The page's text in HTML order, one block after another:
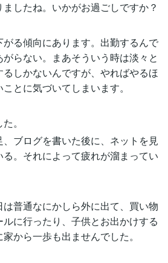
したね。いかがお過ごしですか？
る傾向にあります。出勤するんで
らない。まあそういう時は淡々と
しかないんですが、やればやるほ
とに気づいてしまいます。
。
ブログを書いた後に、ネットを見
。それによって疲れが溜まってい
普通なにかしら外に出て、買い物
に行ったり、子供とお出かけする
から一歩も出ませんでした。